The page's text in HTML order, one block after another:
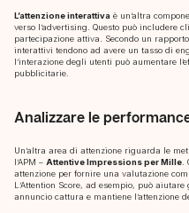
L’attenzione interattiva è un’altra
verso l’advertising. Questo può includere
partecipazione attiva. Secondo un
interattivi tendono ad avere un tasso di
l’interazione degli utenti può aumentare
pubblicitarie.
Analizzare le
Un’altra area di attenzione riguarda le
l’APM –Attentive Impressions per Mille.
attenzione per fornire una valutazione
L’Attention Score, ad esempio, può
annuncio cattura e mantiene l’attenzione